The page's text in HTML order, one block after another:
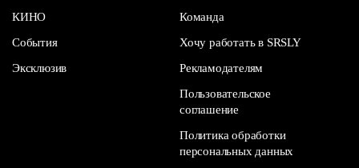
КИНО
События
Эксклюзив
Команда
Хочу работать в SRSLY
Рекламодателям
Пользовательское
соглашение
Политика обработки
персональных данных